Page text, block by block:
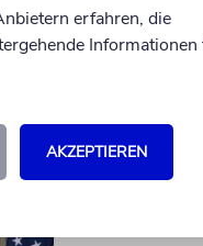
auseinander,
erfahren, die
Informationen
AKZEPTIEREN